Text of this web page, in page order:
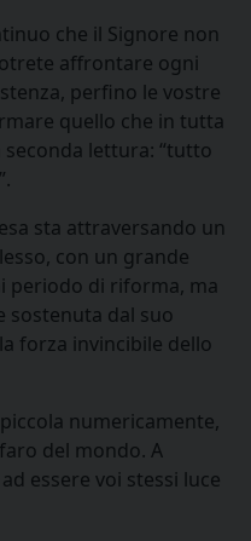
che il Signore non
affrontare ogni
perfino le vostre
quello che in tutta
seconda lettura: “tutto
sta attraversando un
con un grande
periodo di riforma, ma
sostenuta dal suo
forza invincibile dello
numericamente,
del mondo. A
essere voi stessi luce